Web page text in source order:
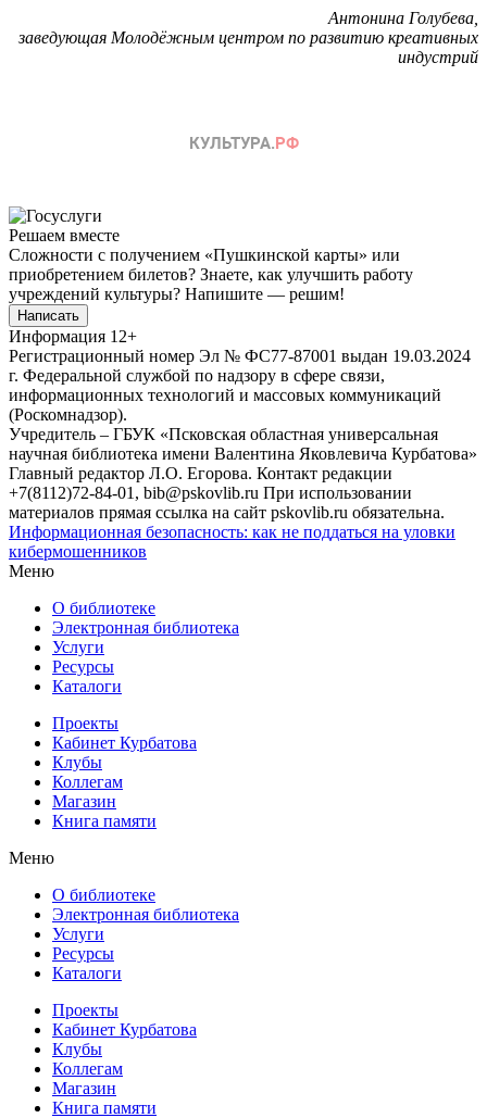
Антонина Голубева,
заведующая Молодёжным центром по развитию креативных
индустрий
Решаем вместе
Сложности с получением «Пушкинской карты» или
приобретением билетов? Знаете, как улучшить работу
учреждений культуры? Напишите — решим!
Написать
Информация 12+
Регистрационный номер Эл № ФС77-87001 выдан 19.03.2024
г. Федеральной службой по надзору в сфере связи,
информационных технологий и массовых коммуникаций
(Роскомнадзор).
Учредитель – ГБУК «Псковская областная универсальная
научная библиотека имени Валентина Яковлевича Курбатова»
Главный редактор Л.О. Егорова. Контакт редакции
+7(8112)72-84-01, bib@pskovlib.ru При использовании
материалов прямая ссылка на сайт pskovlib.ru обязательна.
Информационная безопасность: как не поддаться на уловки
кибермошенников
Меню
О библиотеке
Электронная библиотека
Услуги
Ресурсы
Каталоги
Проекты
Кабинет Курбатова
Клубы
Коллегам
Магазин
Книга памяти
Меню
О библиотеке
Электронная библиотека
Услуги
Ресурсы
Каталоги
Проекты
Кабинет Курбатова
Клубы
Коллегам
Магазин
Книга памяти